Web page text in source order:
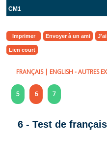
CM1
Imprimer Envoyer à un ami
Lien court
FRANÇAIS| ENGLISH- AUTRES
5 6 7
6 - Test de